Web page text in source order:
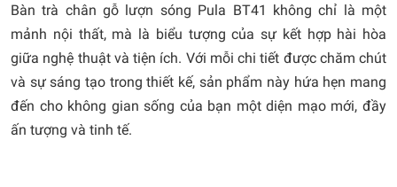
Bàn trà chân gỗ lượn sóng Pula BT41 không chỉ là một
mảnh nội thất, mà là biểu tượng của sự kết hợp hài hòa
giữa nghệ thuật và tiện ích. Với mỗi chi tiết được chăm chút
và sự sáng tạo trong thiết kế, sản phẩm này hứa hẹn mang
đến cho không gian sống của bạn một diện mạo mới, đầy
ấn tượng và tinh tế.